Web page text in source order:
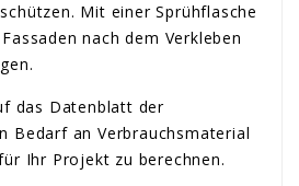
Mit einer Sprühflasche
nach dem Verkleben
das Datenblatt der
Bedarf an Verbrauchsmaterial
Ihr Projekt zu berechnen.